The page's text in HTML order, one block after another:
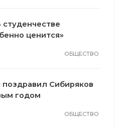
ценится»
ОБЩЕСТВО
Сибиряков
годом
ОБЩЕСТВО